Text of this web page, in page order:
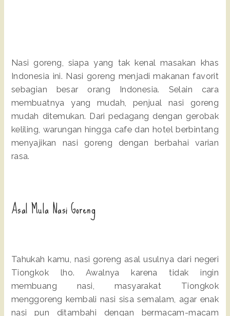
Nasi goreng, siapa yang tak kenal masakan khas
Indonesia ini. Nasi goreng menjadi makanan favorit
sebagian besar orang Indonesia. Selain cara
membuatnya yang mudah, penjual nasi goreng
mudah ditemukan. Dari pedagang dengan gerobak
keliling, warungan hingga cafe dan hotel berbintang
menyajikan nasi goreng dengan berbahai varian
rasa.
Asal Mula Nasi Goreng
Tahukah kamu, nasi goreng asal usulnya dari negeri
Tiongkok lho. Awalnya karena tidak ingin
membuang nasi, masyarakat Tiongkok
menggoreng kembali nasi sisa semalam, agar enak
nasi pun ditambahi dengan bermacam-macam